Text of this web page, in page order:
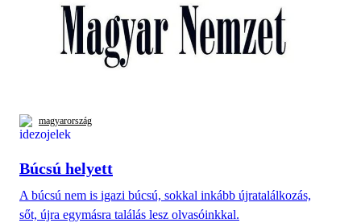
magyarország
Búcsú helyett
A búcsú nem is igazi búcsú, sokkal inkább újratalálkozás,
sőt, újra egymásra találás lesz olvasóinkkal.